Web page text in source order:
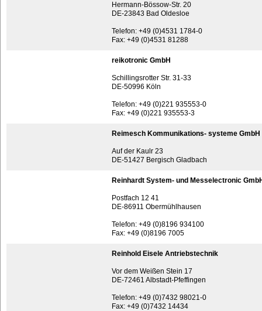
Hermann-Bössow-Str. 20
DE-23843 Bad Oldesloe
Telefon: +49 (0)4531 1784-0
Fax: +49 (0)4531 81288
reikotronic GmbH
Schillingsrotter Str. 31-33
DE-50996 Köln
Telefon: +49 (0)221 935553-0
Fax: +49 (0)221 935553-3
Reimesch Kommunikations- systeme GmbH
Auf der Kaulr 23
DE-51427 Bergisch Gladbach
Reinhardt System- und Messelectronic
Postfach 12 41
DE-86911 Obermühlhausen
Telefon: +49 (0)8196 934100
Fax: +49 (0)8196 7005
Reinhold Eisele Antriebstechnik
Vor dem Weißen Stein 17
DE-72461 Albstadt-Pfeffingen
Telefon: +49 (0)7432 98021-0
Fax: +49 (0)7432 14434